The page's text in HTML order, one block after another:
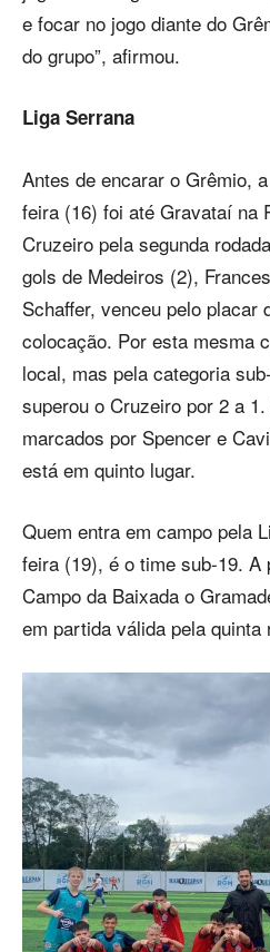
e focar no jogo diante do
do grupo”, afirmou.
Liga Serrana
Antes de encarar o Grêmio,
feira (16) foi até Gravataí na
Cruzeiro pela segunda
gols de Medeiros (2),
Schaffer, venceu pelo placar
colocação. Por esta mesma
local, mas pela categoria
superou o Cruzeiro por 2 a
marcados por Spencer e
está em quinto lugar.
Quem entra em campo pela
feira (19), é o time sub-19. A
Campo da Baixada o
em partida válida pela quinta